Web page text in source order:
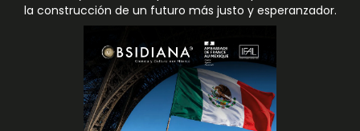
la construcción de un futuro más justo y esperanzador.